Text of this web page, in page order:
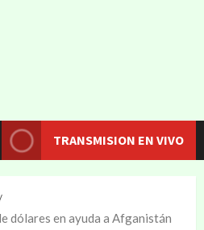
TRANSMISION EN VIVO
dólares en ayuda a Afganistán